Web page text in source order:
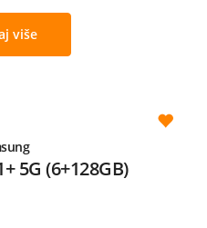
više
5G (6+128GB)